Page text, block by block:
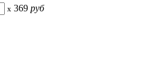
x 369 руб